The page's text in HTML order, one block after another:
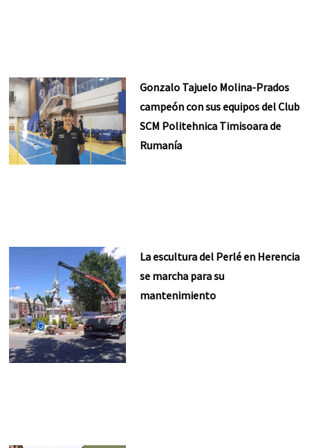
Gonzalo Tajuelo Molina-Prados
campeón con sus equipos del Club
SCM Politehnica Timisoara de
Rumanía
La escultura del Perlé en Herencia
se marcha para su
mantenimiento